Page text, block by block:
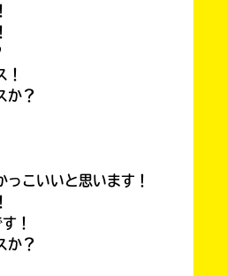
！
か？
っこいいと思います！
！
か？